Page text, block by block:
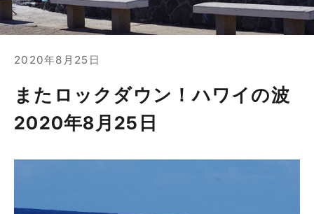
2020年8月25日
またロックダウン！ハワイの波
2020年8月25日